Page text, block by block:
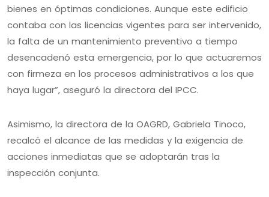
bienes en óptimas condiciones. Aunque este edificio
contaba con las licencias vigentes para ser intervenido,
la falta de un mantenimiento preventivo a tiempo
desencadenó esta emergencia, por lo que actuaremos
con firmeza en los procesos administrativos a los que
haya lugar”, aseguró la directora del IPCC.
Asimismo, la directora de la OAGRD, Gabriela Tinoco,
recalcó el alcance de las medidas y la exigencia de
acciones inmediatas que se adoptarán tras la
inspección conjunta.